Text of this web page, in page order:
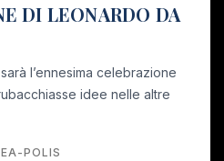
DI LEONARDO DA
l’ennesima celebrazione
idee nelle altre
POLIS